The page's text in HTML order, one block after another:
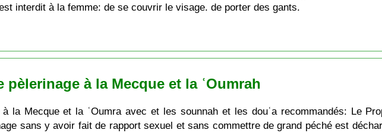
interdit à la femme: de se couvrir le visage. de porter des gants.
à la Mecque et la ʿOumrah
la Mecque et la ʿOumra avec et les sounnah et les douʿa recommandés: Le
sans y avoir fait de rapport sexuel et sans commettre de grand péché est